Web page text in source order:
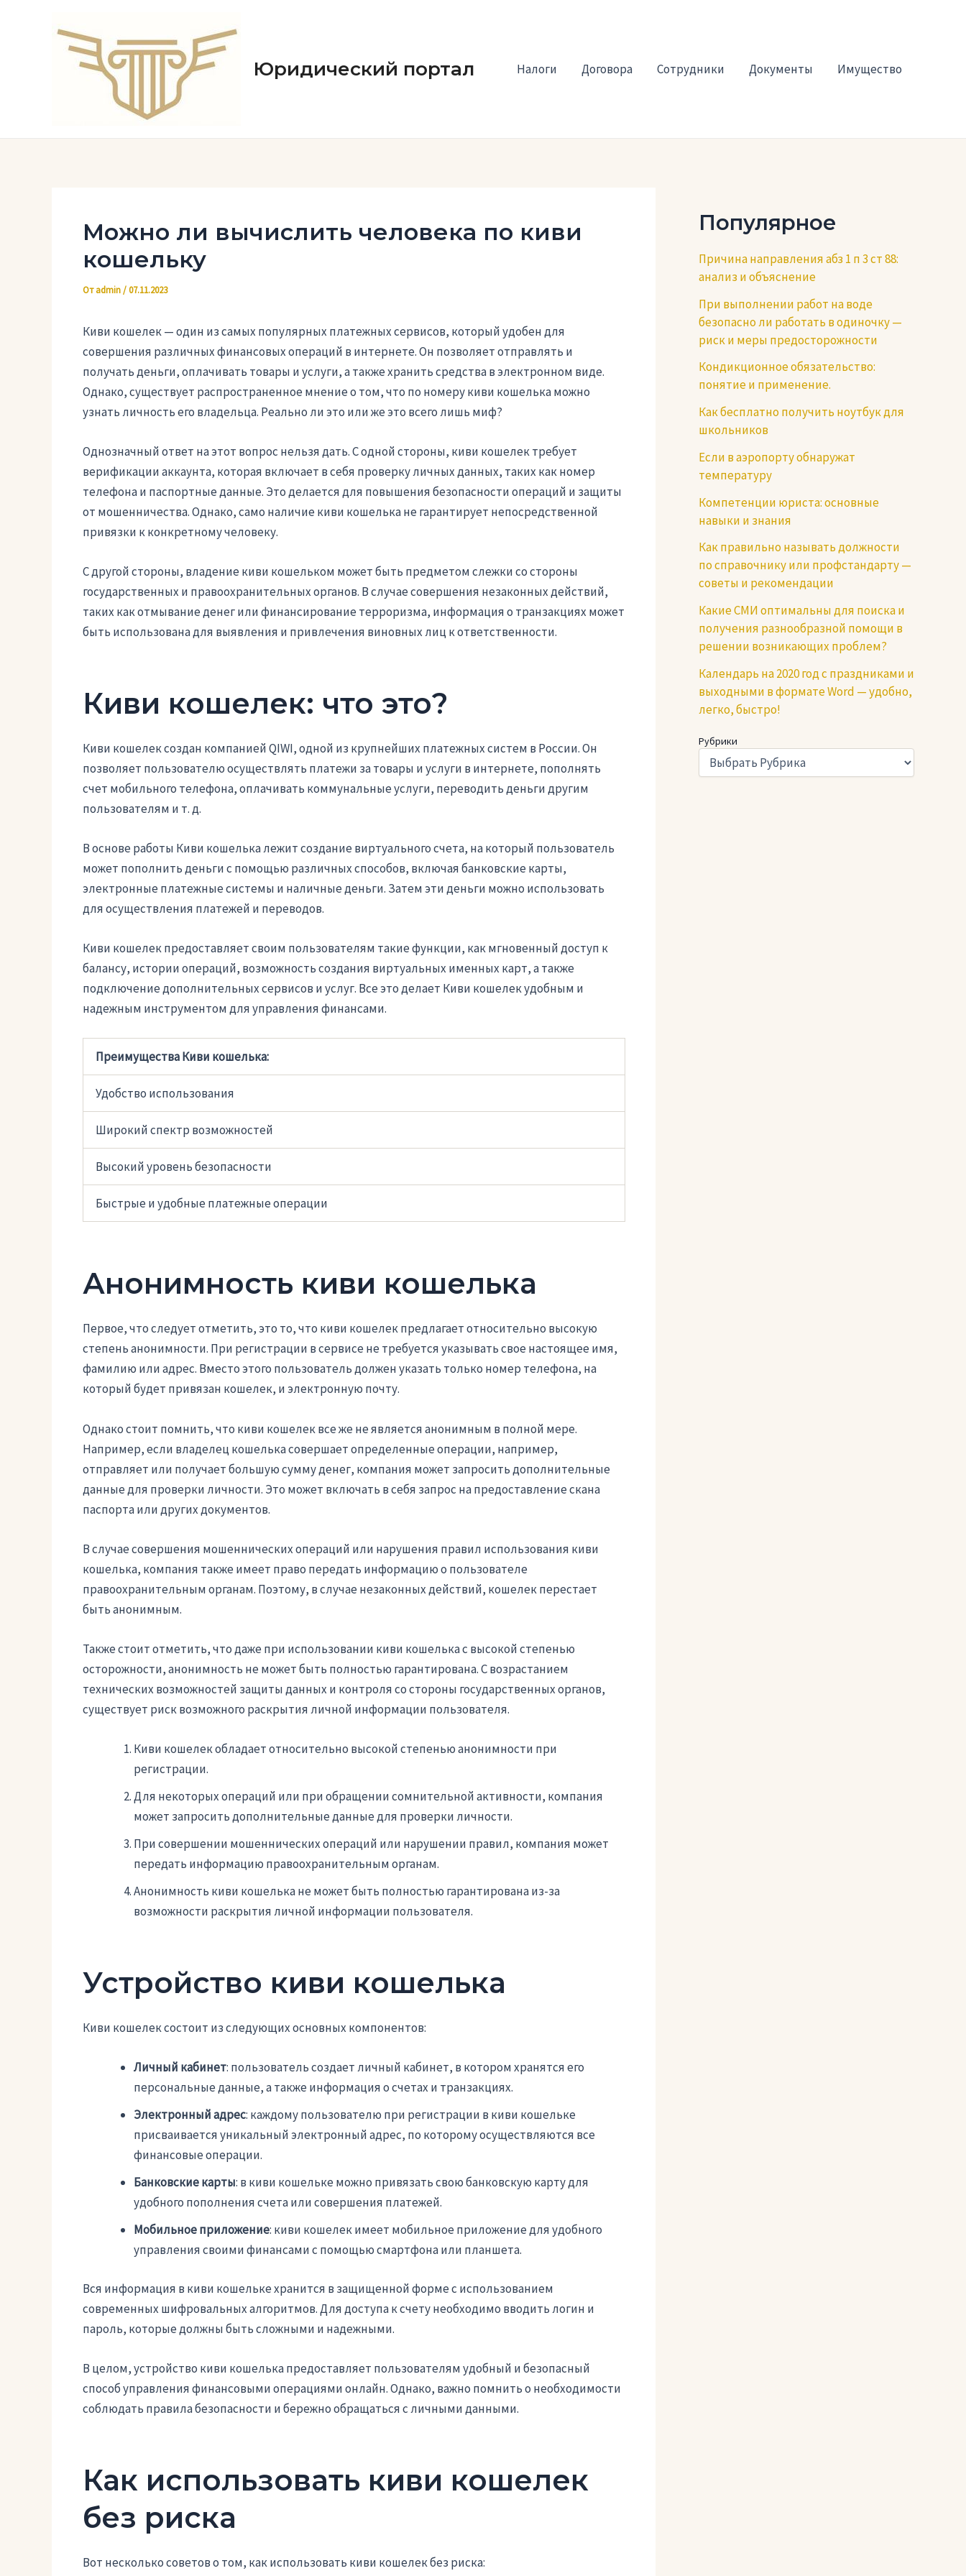
содержимому
Юридический портал Налоги Договора Сотрудники Документы Имущество
Можно ли вычислить человека по киви
кошельку
Отadmin/07.11.2023
Киви кошелек — один из самых популярных платежных сервисов, который удобен для
совершения различных финансовых операций в интернете. Он позволяет отправлять и
получать деньги, оплачивать товары и услуги, а также хранить средства в электронном виде.
Однако, существует распространенное мнение о том, что по номеру киви кошелька можно
узнать личность его владельца. Реально ли это или же это всего лишь миф?
Однозначный ответ на этот вопрос нельзя дать. С одной стороны, киви кошелек требует
верификации аккаунта, которая включает в себя проверку личных данных, таких как номер
телефона и паспортные данные. Это делается для повышения безопасности операций и защиты
от мошенничества. Однако, само наличие киви кошелька не гарантирует непосредственной
привязки к конкретному человеку.
С другой стороны, владение киви кошельком может быть предметом слежки со стороны
государственных и правоохранительных органов. В случае совершения незаконных действий,
таких как отмывание денег или финансирование терроризма, информация о транзакциях может
быть использована для выявления и привлечения виновных лиц к ответственности.
Киви кошелек: что это?
Киви кошелек создан компанией QIWI, одной из крупнейших платежных систем в России. Он
позволяет пользователю осуществлять платежи за товары и услуги в интернете, пополнять
счет мобильного телефона, оплачивать коммунальные услуги, переводить деньги другим
пользователям и т. д.
В основе работы Киви кошелька лежит создание виртуального счета, на который пользователь
может пополнить деньги с помощью различных способов, включая банковские карты,
электронные платежные системы и наличные деньги. Затем эти деньги можно использовать
для осуществления платежей и переводов.
Киви кошелек предоставляет своим пользователям такие функции, как мгновенный доступ к
балансу, истории операций, возможность создания виртуальных именных карт, а также
подключение дополнительных сервисов и услуг. Все это делает Киви кошелек удобным и
надежным инструментом для управления финансами.
Преимущества Киви кошелька:
Удобство использования
Широкий спектр возможностей
Высокий уровень безопасности
Быстрые и удобные платежные операции
Анонимность киви кошелька
Первое, что следует отметить, это то, что киви кошелек предлагает относительно высокую
степень анонимности. При регистрации в сервисе не требуется указывать свое настоящее имя,
фамилию или адрес. Вместо этого пользователь должен указать только номер телефона, на
который будет привязан кошелек, и электронную почту.
Однако стоит помнить, что киви кошелек все же не является анонимным в полной мере.
Например, если владелец кошелька совершает определенные операции, например,
отправляет или получает большую сумму денег, компания может запросить дополнительные
данные для проверки личности. Это может включать в себя запрос на предоставление скана
паспорта или других документов.
В случае совершения мошеннических операций или нарушения правил использования киви
кошелька, компания также имеет право передать информацию о пользователе
правоохранительным органам. Поэтому, в случае незаконных действий, кошелек перестает
быть анонимным.
Также стоит отметить, что даже при использовании киви кошелька с высокой степенью
осторожности, анонимность не может быть полностью гарантирована. С возрастанием
технических возможностей защиты данных и контроля со стороны государственных органов,
существует риск возможного раскрытия личной информации пользователя.
Киви кошелек обладает относительно высокой степенью анонимности при
регистрации.
Для некоторых операций или при обращении сомнительной активности, компания
может запросить дополнительные данные для проверки личности.
При совершении мошеннических операций или нарушении правил, компания может
передать информацию правоохранительным органам.
Анонимность киви кошелька не может быть полностью гарантирована из-за
возможности раскрытия личной информации пользователя.
Устройство киви кошелька
Киви кошелек состоит из следующих основных компонентов:
Личный кабинет: пользователь создает личный кабинет, в котором хранятся его
персональные данные, а также информация о счетах и транзакциях.
Электронный адрес: каждому пользователю при регистрации в киви кошельке
присваивается уникальный электронный адрес, по которому осуществляются все
финансовые операции.
Банковские карты: в киви кошельке можно привязать свою банковскую карту для
удобного пополнения счета или совершения платежей.
Мобильное приложение: киви кошелек имеет мобильное приложение для удобного
управления своими финансами с помощью смартфона или планшета.
Вся информация в киви кошельке хранится в защищенной форме с использованием
современных шифровальных алгоритмов. Для доступа к счету необходимо вводить логин и
пароль, которые должны быть сложными и надежными.
В целом, устройство киви кошелька предоставляет пользователям удобный и безопасный
способ управления финансовыми операциями онлайн. Однако, важно помнить о необходимости
соблюдать правила безопасности и бережно обращаться с личными данными.
Как использовать киви кошелек
без риска
Вот несколько советов о том, как использовать киви кошелек без риска:
Популярное
Причина направления абз 1 п 3 ст 88:
анализ и объяснение
При выполнении работ на воде
безопасно ли работать в одиночку —
риск и меры предосторожности
Кондикционное обязательство:
понятие и применение.
Как бесплатно получить ноутбук для
школьников
Если в аэропорту обнаружат
температуру
Компетенции юриста: основные
навыки и знания
Как правильно называть должности
по справочнику или профстандарту —
советы и рекомендации
Какие СМИ оптимальны для поиска и
получения разнообразной помощи в
решении возникающих проблем?
Календарь на 2020 год с праздниками и
выходными в формате Word — удобно,
легко, быстро!
Рубрики